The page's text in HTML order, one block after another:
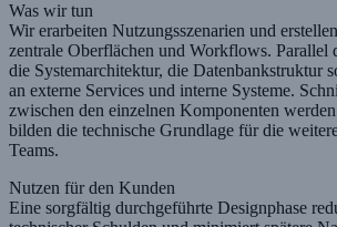
Was wir tun
Wir erarbeiten Nutzungsszenarien und
zentrale Oberflächen und Workflows. Parallel
die Systemarchitektur, die Datenbankstruktur
an externe Services und interne Systeme.
zwischen den einzelnen Komponenten
bilden die technische Grundlage für die
Teams.
Nutzen für den Kunden
Eine sorgfältig durchgeführte Designphase